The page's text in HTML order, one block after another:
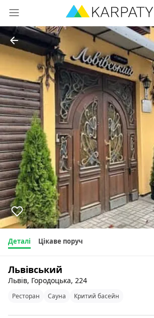
Деталі Цікаве поруч
Львівський
Львів, Городоцька, 224
Ресторан Сауна Критий басейн